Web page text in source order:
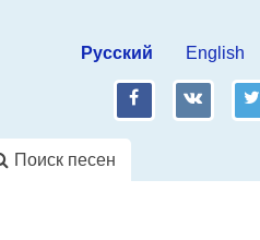
Русский English
fb vk tw
Поиск песен